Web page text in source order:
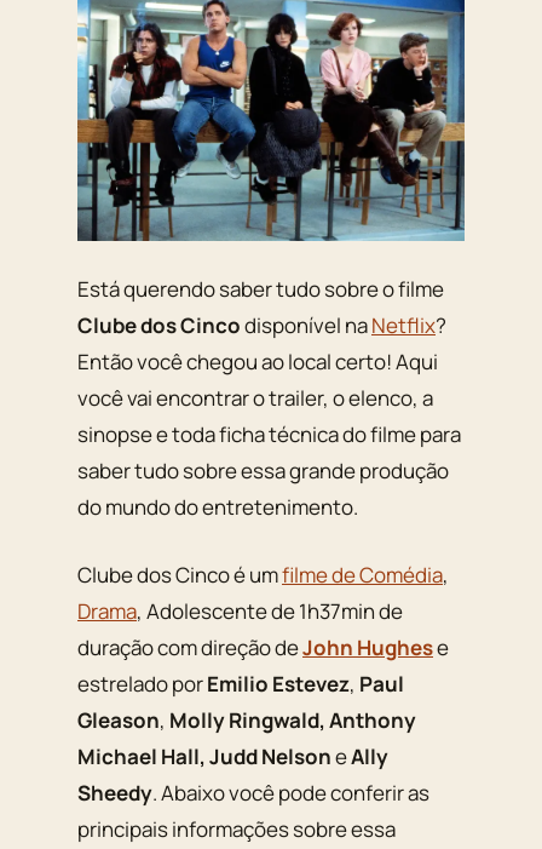
Está querendo saber tudo sobre o filme
Clube dos Cincodisponível naNetflix?
Então você chegou ao local certo! Aqui
você vai encontrar o trailer, o elenco, a
sinopse e toda ficha técnica do filme para
saber tudo sobre essa grande produção
do mundo do entretenimento.
Clube dos Cinco é umfilme de Comédia,
Drama, Adolescente de 1h37min de
duração com direção deJohn Hughese
estrelado porEmilio Estevez, Paul
Gleason, Molly Ringwald, Anthony
Michael Hall, Judd NelsoneAlly
Sheedy. Abaixo você pode conferir as
principais informações sobre essa